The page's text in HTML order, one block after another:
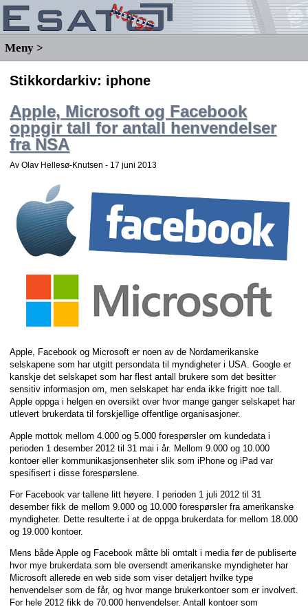
Meny >
Stikkordarkiv: iphone
Apple, Microsoft og Facebook
oppgir tall for antall henvendelser
fra NSA
Av Olav Hellesø-Knutsen - 17 juni 2013
Apple, Facebook og Microsoft er noen av de Nordamerikanske
selskapene som har utgitt persondata til myndigheter i USA. Google er
kanskje det selskapet som har flest antall brukere som det besitter
sensitiv informasjon om, men selskapet har enda ikke frigitt noe tall.
Apple oppga i helgen en oversikt over hvor mange ganger selskapet har
utlevert brukerdata til forskjellige offentlige organisasjoner.
Apple mottok mellom 4.000 og 5.000 forespørsler om kundedata i
perioden 1 desember 2012 til 31 mai i år. Mellom 9.000 og 10.000
kontoer eller kommunikasjonsenheter slik som iPhone og iPad var
spesifisert i disse forespørslene.
For Facebook var tallene litt høyere. I perioden 1 juli 2012 til 31
desember fikk de mellom 9.000 og 10.000 forespørsler fra amerikanske
myndigheter. Dette resulterte i at de oppga brukerdata for mellom 18.000
og 19.000 kontoer.
Mens både Apple og Facebook måtte bli omtalt i media før de publiserte
hvor mye brukerdata som ble oversendt amerikanske myndigheter har
Microsoft allerede en web side som viser detaljert hvilke type
henvendelser som de får, og hvor mange brukerkontoer som er involvert.
For hele 2012 fikk de 70.000 henvendelser. Antall kontoer som